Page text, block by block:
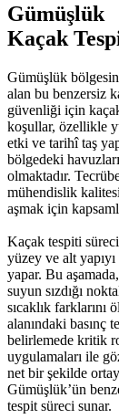
Gümüşlük
Kaçak
Gümüşlük
alan bu benzersiz
güvenliği için
koşullar, özellikle
etki ve tarihî taş
bölgedeki
olmaktadır.
mühendislik
aşmak için
Kaçak tespiti
yüzey ve alt
yapar. Bu
suyun sızdığı
sıcaklık farklarını
alanındaki basınç
belirlemede kritik
uygulamaları ile
net bir şekilde
Gümüşlük’ün
tespit süreci sunar.